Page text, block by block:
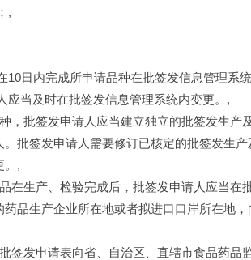
,
10日内完成所申请品种在批签发信息管理系
应当及时在批签发信息管理系统内变更。,
，批签发申请人应当建立独立的批签发生产
批签发申请人需要修订已核定的批签发生
。,
在生产、检验完成后，批签发申请人应当在
品生产企业所在地或者拟进口口岸所在地
签发申请表向省、自治区、直辖市食品药品